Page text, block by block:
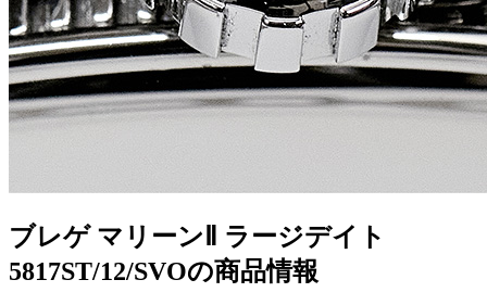
ブレゲ マリーンⅡ ラージデイト
5817ST/12/SVOの商品情報